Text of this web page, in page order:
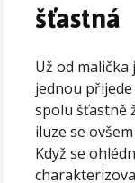
šťastná
Už od
jednou
spolu šťastně
iluze se
Když se